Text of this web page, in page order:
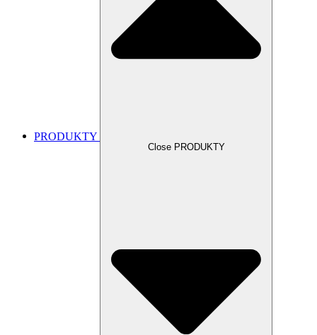
PRODUKTY
Close PRODUKTY